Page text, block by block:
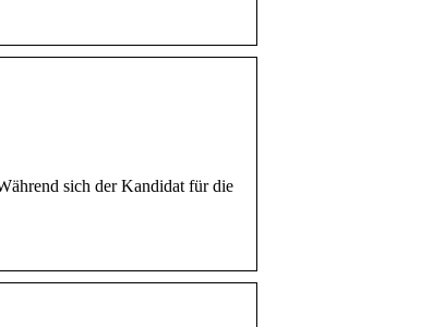
sich der Kandidat für die